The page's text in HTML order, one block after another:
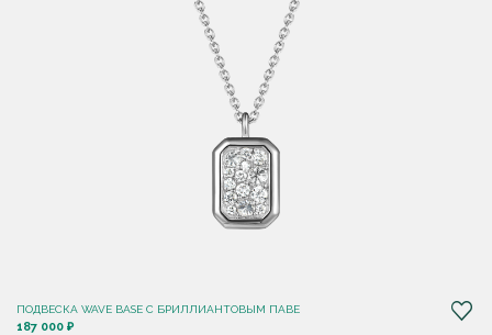
ПОДВЕСКА WAVE BASE С БРИЛЛИАНТОВЫМ ПАВЕ
187 000 ₽